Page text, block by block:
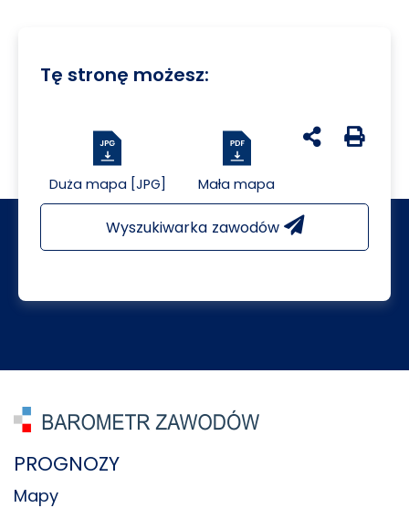
Tę stronę możesz:
Duża mapa [JPG] Mała mapa
udostępnij na
Generuj
Wyszukiwarka zawodów
PROGNOZY
Mapy